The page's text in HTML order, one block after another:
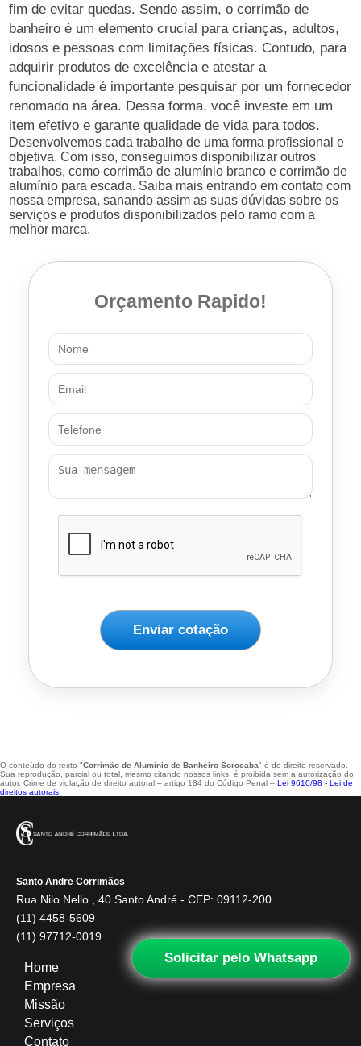
fim de evitar quedas. Sendo assim, o corrimão de
banheiro é um elemento crucial para crianças, adultos,
idosos e pessoas com limitações físicas. Contudo, para
adquirir produtos de excelência e atestar a
funcionalidade é importante pesquisar por um fornecedor
renomado na área. Dessa forma, você investe em um
item efetivo e garante qualidade de vida para todos.
Desenvolvemos cada trabalho de uma forma profissional e
objetiva. Com isso, conseguimos disponibilizar outros
trabalhos, como corrimão de alumínio branco e corrimão de
alumínio para escada. Saiba mais entrando em contato com
nossa empresa, sanando assim as suas dúvidas sobre os
serviços e produtos disponibilizados pelo ramo com a
melhor marca.
Orçamento Rapido!
Enviar cotação
Solicitar pelo Whatsapp
O conteúdo do texto "Corrimão de Alumínio de Banheiro Sorocaba" é de direito reservado.
Sua reprodução, parcial ou total, mesmo citando nossos links, é proibida sem a autorização do
autor. Crime de violação de direito autoral – artigo 184 do Código Penal – Lei 9610/98 - Lei de
direitos autorais
Santo Andre Corrimãos
Rua Nilo Nello , 40 Santo André - CEP: 09112-200
(11) 4458-5609
(11) 97712-0019
Home
Empresa
Missão
Serviços
Contato